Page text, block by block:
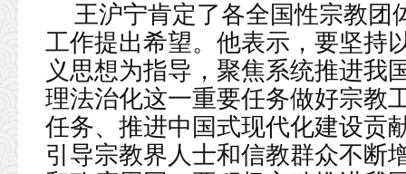
王沪宁肯定了各全国性宗教团
工作提出希望。他表示，要坚持
义思想为指导，聚焦系统推进我
理法治化这一重要任务做好宗教
任务、推进中国式现代化建设贡
引导宗教界人士和信教群众不断